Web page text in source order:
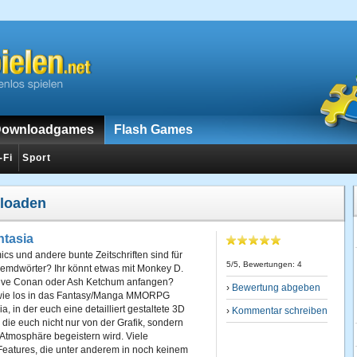
Flash Games
Fi Sport
und andere bunte Zeitschriften sind für
Ihr könnt etwas mit Monkey D.
Conan oder Ash Ketchum anfangen?
los in das Fantasy/Manga MMORPG
in der euch eine detailliert gestaltete 3D
die euch nicht nur von der Grafik, sondern
begeistern wird. Viele
die unter anderem in noch keinem
5/5, Bewertungen: 4
› Bewertung abgeben
› Kommentar schreiben